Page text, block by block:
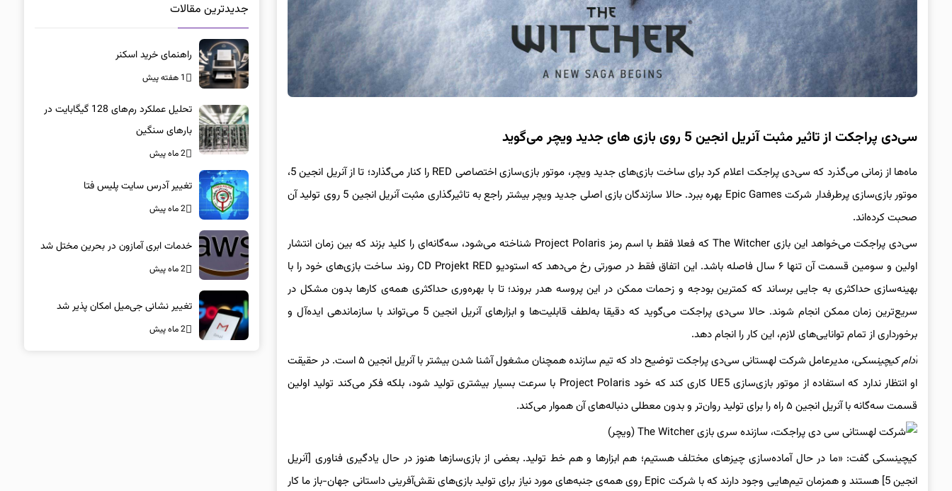
سی‌دی پراجکت از تاثیر مثبت آنریل انجین 5 روی بازی های جدید ویچر می‌گوید
ماه‌ها از زمانی می‌گذرد که سی‌دی پراجکت اعلام کرد برای ساخت بازی‌های جدید ویچر، موتور بازی‌سازی اختصاصی RED را کنار می‌گذارد؛ تا از آنریل انجین 5،
موتور بازی‌سازی پرطرفدار شرکت Epic Games بهره ببرد. حالا سازندگان بازی اصلی جدید ویچر بیشتر راجع به تاثیرگذاری مثبت آنریل انجین 5 روی تولید آن
صحبت کرده‌اند.
سی‌دی پراجکت می‌خواهد این بازی The Witcher که فعلا فقط با اسم رمز Project Polaris شناخته می‌شود، سه‌گانه‌ای را کلید بزند که بین زمان انتشار
اولین و سومین قسمت آن تنها ۶ سال فاصله باشد. این اتفاق فقط در صورتی رخ می‌دهد که استودیو CD Projekt RED روند ساخت بازی‌های خود را با
بهینه‌سازی حداکثری به جایی برساند که کمترین بودجه و زحمات ممکن در این پروسه هدر بروند؛ تا با بهره‌وری حداکثری همه‌ی کارها بدون مشکل در
سریع‌ترین زمان ممکن انجام شوند. حالا سی‌دی پراجکت می‌گوید که دقیقا به‌لطف قابلیت‌ها و ابزارهای آنریل انجین 5 می‌تواند با سازماندهی ایده‌آل و
برخورداری از تمام توانایی‌های لازم، این کار را انجام دهد.
آدام کیچینسکی
، مدیرعامل شرکت لهستانی سی‌دی پراجکت توضیح داد که تیم سازنده همچنان مشغول آشنا شدن بیشتر با آنریل انجین ۵ است. در حقیقت
او انتظار ندارد که استفاده از موتور بازی‌سازی UE5 کاری کند که خود Project Polaris با سرعت بسیار بیشتری تولید شود، بلکه فکر می‌کند تولید اولین
قسمت سه‌گانه با آنریل انجین ۵ راه را برای تولید روان‌تر و بدون معطلی دنباله‌های آن هموار می‌کند.
کیچینسکی گفت: «ما در حال آماده‌سازی چیزهای مختلف هستیم؛ هم ابزارها و هم خط تولید. بعضی از بازی‌سازها هنوز در حال یادگیری فناوری [آنریل
انجین 5] هستند و همزمان تیم‌هایی وجود دارند که با شرکت Epic روی همه‌ی جنبه‌های مورد نیاز برای تولید بازی‌های نقش‌آفرینی داستانی جهان-باز ما کار
جدیدترین مقالات
راهنمای خرید اسکنر
1 هفته پیش
تحلیل عملکرد رم‌های 128 گیگابایت در
بارهای سنگین
2 ماه پیش
تغییر آدرس سایت پلیس فتا
2 ماه پیش
خدمات ابری آمازون در بحرین مختل شد
2 ماه پیش
تغییر نشانی جی‌میل امکان پذیر شد
2 ماه پیش